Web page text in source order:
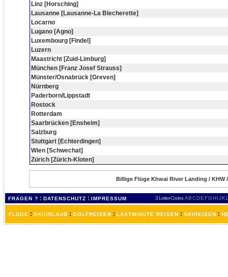
Linz [Horsching]
Lausanne [Lausanne-La Blecherette]
Locarno
Lugano [Agno]
Luxembourg [Findel]
Luzern
Maastricht [Zuid-Limburg]
München [Franz Josef Strauss]
Münster/Osnabrück [Greven]
Nürnberg
Paderborn/Lippstadt
Rostock
Rotterdam
Saarbrücken [Ensheim]
Salzburg
Stuttgart [Echterdingen]
Wien [Schwechat]
Zürich [Zürich-Kloten]
Billige Flüge Khwai River Landing /
FRAGEN ? : DATENSCHUTZ : IMPRESSUM 3 Letter-Codes ABCDEFGH IJKL
FLÜGE : SKIURLAUB : GOLFREISEN : LASTMINUTE REISEN : SKIREISEN :